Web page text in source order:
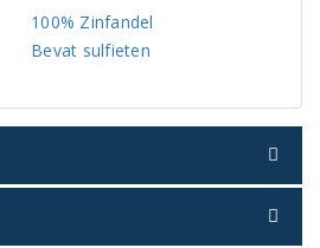
100% Zinfandel
Bevat sulfieten